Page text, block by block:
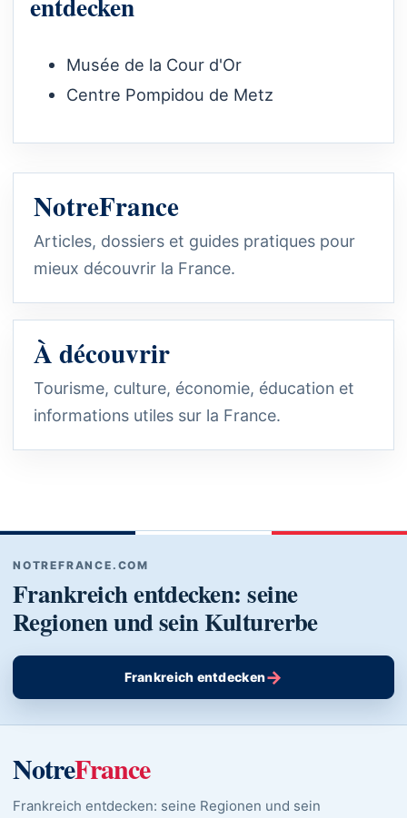
Musée de la Cour d'Or
Centre Pompidou de Metz
NotreFrance
Articles, dossiers et guides pratiques pour
mieux découvrir la France.
À découvrir
Tourisme, culture, économie, éducation et
informations utiles sur la France.
NOTREFRANCE.COM
Frankreich entdecken: seine
Regionen und sein Kulturerbe
Frankreich entdecken→
NotreFrance
Frankreich entdecken: seine Regionen und sein